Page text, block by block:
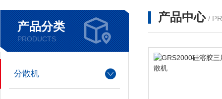
产品分类
PRODUCTS
分散机
产品中心 /